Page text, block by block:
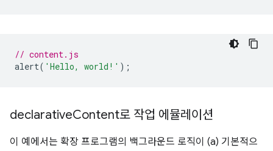
// content.js
alert( 'Hello, world!' );
declarativeContent로 작업 에뮬레이션
이 예에서는 확장 프로그램의 백그라운드 로직이 (a) 기본적으